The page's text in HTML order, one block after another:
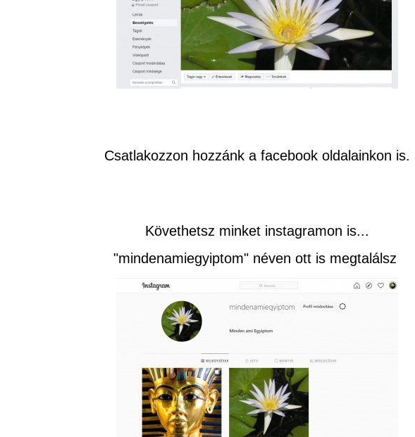
Csatlakozzon hozzánk a facebook oldalainkon is.
Követhetsz minket instagramon is...
"mindenamiegyiptom" néven ott is megtalálsz